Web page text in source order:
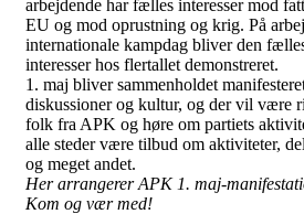
arbejdende har fælles interesser mod
EU og mod oprustning og krig. På
internationale kampdag bliver den
interesser hos flertallet demonstreret.
1. maj bliver sammenholdet
diskussioner og kultur, og der vil være
folk fra APK og høre om partiets
alle steder være tilbud om aktiviteter,
og meget andet.
Her arrangerer APK 1. maj-
Kom og vær med!